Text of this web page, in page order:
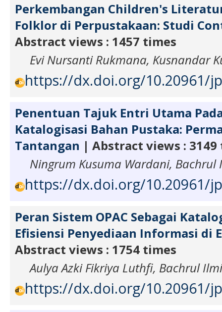
Perkembangan Children's
Folklor di Perpustakaan: Studi
Abstract views : 1457 times
Evi Nursanti Rukmana, Kusnandar
https://dx.doi.org/10.20961/
Penentuan Tajuk Entri Utama
Katalogisasi Bahan Pustaka:
Tantangan | Abstract views :
Ningrum Kusuma Wardani, Bachrul
https://dx.doi.org/10.20961/
Peran Sistem OPAC Sebagai
Efisiensi Penyediaan Informasi di
Abstract views : 1754 times
Aulya Azki Fikriya Luthfi, Bachrul Ilmi
https://dx.doi.org/10.20961/